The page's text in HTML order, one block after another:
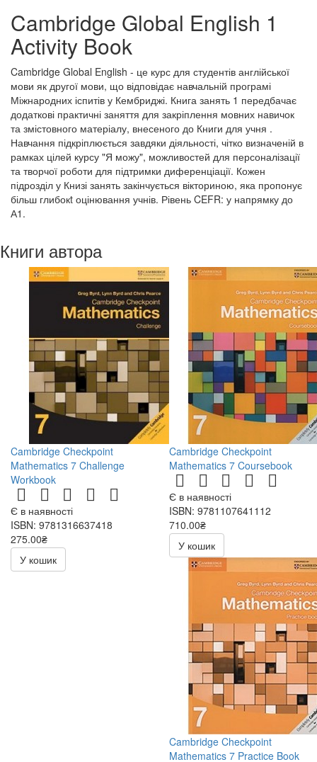
Cambridge Global English 1
Activity Book
Cambridge Global English - це курс для студентів англійської
мови як другої мови, що відповідає навчальній програмі
Міжнародних іспитів у Кембриджі. Книга занять 1 передбачає
додаткові практичні заняття для закріплення мовних навичок
та змістовного матеріалу, внесеного до Книги для учня .
Навчання підкріплюється завдяки діяльності, чітко визначеній в
рамках цілей курсу "Я можу", можливостей для персоналізації
та творчої роботи для підтримки диференціації. Кожен
підрозділ у Книзі занять закінчується вікториною, яка пропонує
більш глибокt оцінювання учнів. Рівень CEFR: у напрямку до
А1.
Книги автора
Cambridge Checkpoint
Mathematics 7 Challenge
Workbook
Є в наявності
ISBN: 9781316637418
275.00₴
550.00₴
У кошик
Cambridge Checkpoint
Mathematics 7 Coursebook
Є в наявності
ISBN: 9781107641112
710.00₴
1420.00₴
У кошик
Cambridge Checkpoint
Mathematics 7 Practice Book